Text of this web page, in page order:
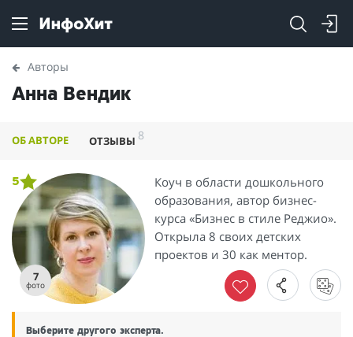
Авторы
Анна Вендик
ОБ АВТОРЕ ОТЗЫВЫ 8
7
фото
5
Коуч в области дошкольного
образования, автор бизнес-
курса «Бизнес в стиле Реджио».
Открыла 8 своих детских
проектов и 30 как ментор.
Выберите другого эксперта.